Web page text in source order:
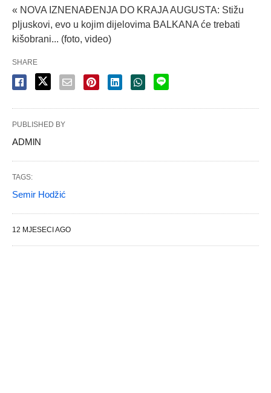
« NOVA IZNENAĐENJA DO KRAJA AUGUSTA: Stižu
pljuskovi, evo u kojim dijelovima BALKANA će trebati
kišobrani... (foto, video)
SHARE
PUBLISHED BY
ADMlN
TAGS:
Semir Hodžić
12 MJESECI AGO